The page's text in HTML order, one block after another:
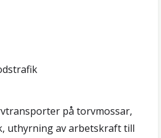
på torvmossar,
uthyrning av arbetskraft till